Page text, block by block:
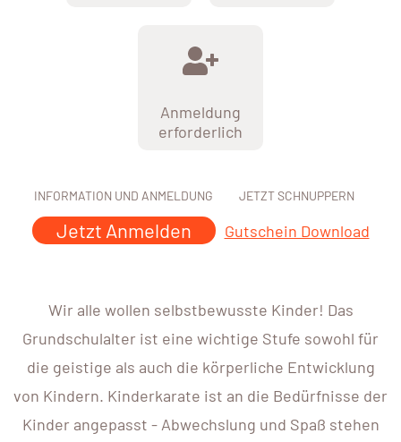
Anmeldung
erforderlich
INFORMATION UND ANMELDUNG
Jetzt Anmelden
JETZT SCHNUPPERN
Gutschein Download
Wir alle wollen selbstbewusste Kinder! Das
Grundschulalter ist eine wichtige Stufe sowohl für
die geistige als auch die körperliche Entwicklung
von Kindern. Kinderkarate ist an die Bedürfnisse der
Kinder angepasst - Abwechslung und Spaß stehen